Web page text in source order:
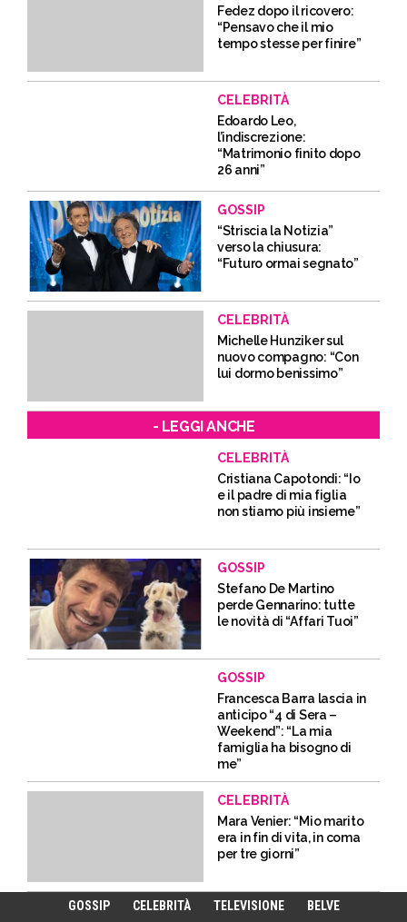
Fedez dopo il ricovero:
“Pensavo che il mio
tempo stesse per finire”
CELEBRITÀ
Edoardo Leo,
l’indiscrezione:
“Matrimonio finito dopo
26 anni”
GOSSIP
“Striscia la Notizia”
verso la chiusura:
“Futuro ormai segnato”
CELEBRITÀ
Michelle Hunziker sul
nuovo compagno: “Con
lui dormo benissimo”
- LEGGI ANCHE
CELEBRITÀ
Cristiana Capotondi: “Io
e il padre di mia figlia
non stiamo più insieme”
GOSSIP
Stefano De Martino
perde Gennarino: tutte
le novità di “Affari Tuoi”
GOSSIP
Francesca Barra lascia in
anticipo “4 di Sera –
Weekend”: “La mia
famiglia ha bisogno di
me”
CELEBRITÀ
Mara Venier: “Mio marito
era in fin di vita, in coma
per tre giorni”
GOSSIP CELEBRITÀ TELEVISIONE BELVE